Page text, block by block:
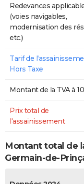
Redevances
(voies navigables,
modernisation des
etc.)
Tarif de
Hors Taxe
Montant de la TVA à
Prix total de
l'assainissement
Montant total de
Germain-de-